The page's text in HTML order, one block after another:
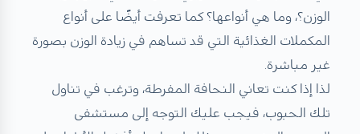
الوزن؟، وما هي أنواعها؟ كما تعرفت أيضًا على أنواع
المكملات الغذائية التي قد تساهم في زيادة الوزن بصورة
غير مباشرة.
لذا إذا كنت تعاني النحافة المفرطة، وترغب في تناول
تلك الحبوب، فيجب عليك التوجه إلى مستشفى